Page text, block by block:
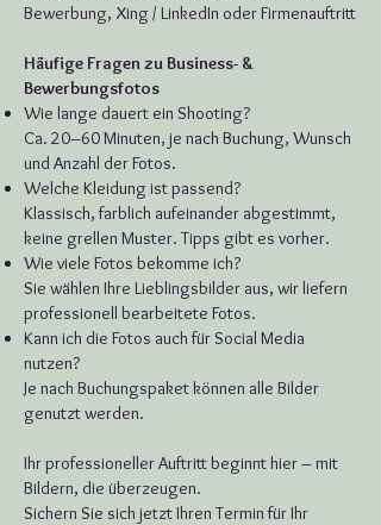
Bewerbung, Xing / LinkedIn oder Firmenauftritt
​Häufige Fragen zu Business- &
Bewerbungsfotos
Wie lange dauert ein Shooting?
Ca. 20–60 Minuten, je nach Buchung, Wunsch
und Anzahl der Fotos.
Welche Kleidung ist passend?
Klassisch, farblich aufeinander abgestimmt,
keine grellen Muster. Tipps gibt es vorher.
Wie viele Fotos bekomme ich?
Sie wählen Ihre Lieblingsbilder aus, wir liefern
professionell bearbeitete Fotos.
Kann ich die Fotos auch für Social Media
nutzen?
Je nach Buchungspaket können alle Bilder
genutzt werden.
Ihr professioneller Auftritt beginnt hier – mit
Bildern, die überzeugen.
Sichern Sie sich jetzt Ihren Termin für Ihr